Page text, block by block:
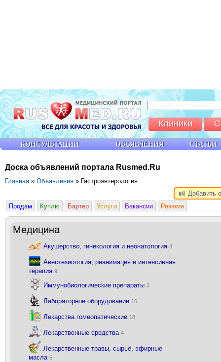
Доска объявлений портала Rusmed.Ru
Главная » Объявления » Гастроэнтерология
Добавить
Продам
Куплю Бартер Услуги Вакансии Резюме
Медицина
Акушерство, гинекология и неонатология 8
Анестезиология, реанимация и интенсивная
терапия 9
Иммунобиологические препараты 3
Лабораторное оборудование 16
Лекарства гомеопатические 18
Лекарственные средства 4
Лекарственные травы, сырьё, эфирные
масла 5
КОНСУЛЬТАЦИИ ОБЪЯВЛЕНИЯ СТАТЬИ
Клиники